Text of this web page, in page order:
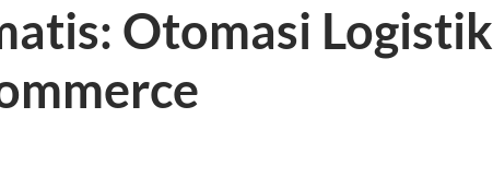
Otomasi Logistik